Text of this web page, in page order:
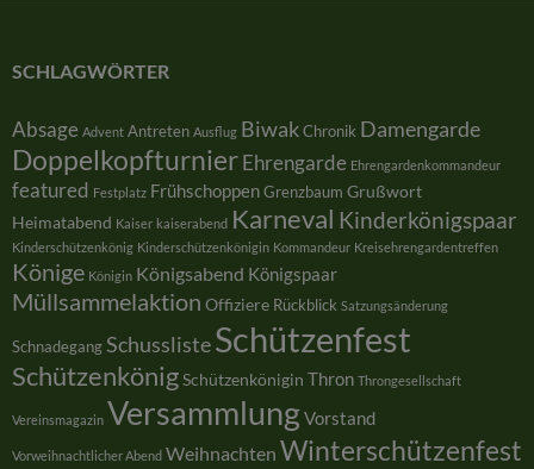
SCHLAGWÖRTER
Absage Advent Antreten Ausflug BiwakChronik Damengarde
DoppelkopfturnierEhrengarde Ehrengardenkommandeur
featured Festplatz FrühschoppenGrenzbaum Grußwort
Heimatabend Kaiser kaiserabend Karneval Kinderkönigspaar
Kinderschützenkönig Kinderschützenkönigin Kommandeur Kreisehrengardentreffen
Könige Königin Königsabend Königspaar
Müllsammelaktion Offiziere Rückblick Satzungsänderung
SchnadegangSchusslisteSchützenfest
SchützenkönigSchützenkönigin Thron Throngesellschaft
Vereinsmagazin VersammlungVorstand
Vorweihnachtlicher Abend Weihnachten Winterschützenfest